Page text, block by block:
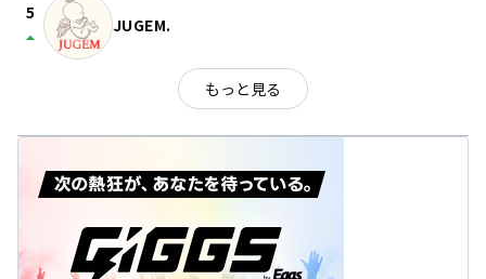
5
arrow_drop_up JUGEM.
もっと見る